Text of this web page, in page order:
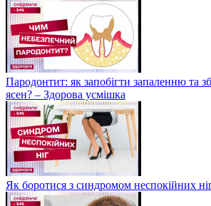
Пародонтит: як запобігти запаленню та
ясен? – Здорова усмішка
Як боротися з синдромом неспокійних